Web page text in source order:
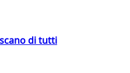
di tutti